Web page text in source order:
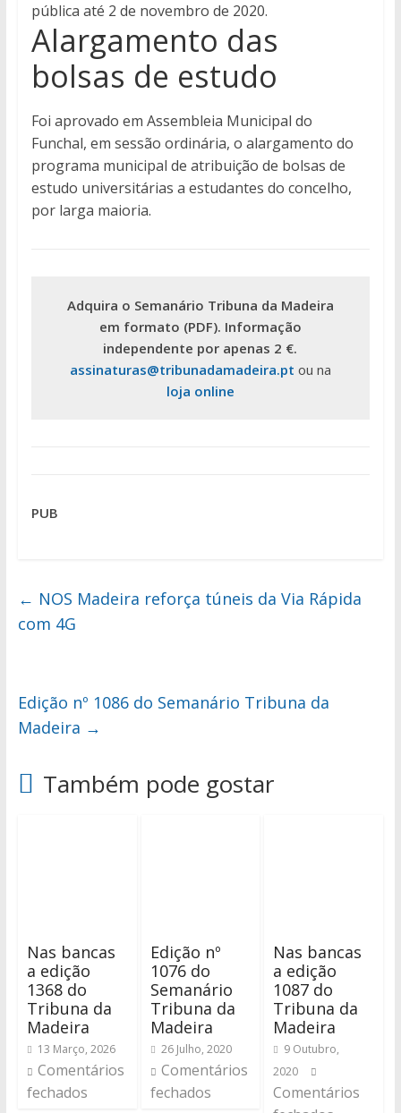
pública até 2 de novembro de 2020.
Alargamento das
bolsas de estudo
Foi aprovado em Assembleia Municipal do
Funchal, em sessão ordinária, o alargamento do
programa municipal de atribuição de bolsas de
estudo universitárias a estudantes do concelho,
por larga maioria.
Adquira o Semanário Tribuna da Madeira
em formato (PDF). Informação
independente por apenas 2 €.
assinaturas@tribunadamadeira.pt ou na
loja online
PUB
← NOS Madeira reforça túneis da Via Rápida
com 4G
Edição nº 1086 do Semanário Tribuna da
Madeira →
Também pode gostar
Nas bancas
a edição
1368 do
Tribuna da
Madeira
13 Março, 2026
Comentários
fechados
Edição nº
1076 do
Semanário
Tribuna da
Madeira
26 Julho, 2020
Comentários
fechados
Nas bancas
a edição
1087 do
Tribuna da
Madeira
9 Outubro,
2020
Comentários